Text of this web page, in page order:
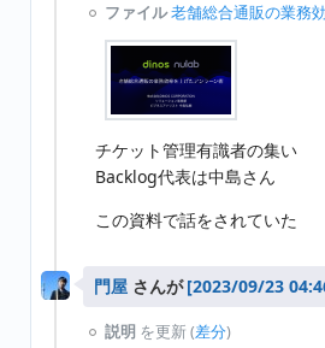
ファイル老舗総合通販の業務
チケット管理有識者の集い
Backlog代表は中島さん
この資料で話をされていた
門屋 さんが
説明 を更新 (差分)